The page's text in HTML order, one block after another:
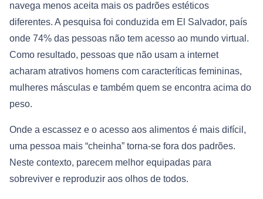
navega menos aceita mais os padrões estéticos
diferentes. A pesquisa foi conduzida em El Salvador, país
onde 74% das pessoas não tem acesso ao mundo virtual.
Como resultado, pessoas que não usam a internet
acharam atrativos homens com caracteríticas femininas,
mulheres másculas e também quem se encontra acima do
peso.
Onde a escassez e o acesso aos alimentos é mais difícil,
uma pessoa mais “cheinha” torna-se fora dos padrões.
Neste contexto, parecem melhor equipadas para
sobreviver e reproduzir aos olhos de todos.